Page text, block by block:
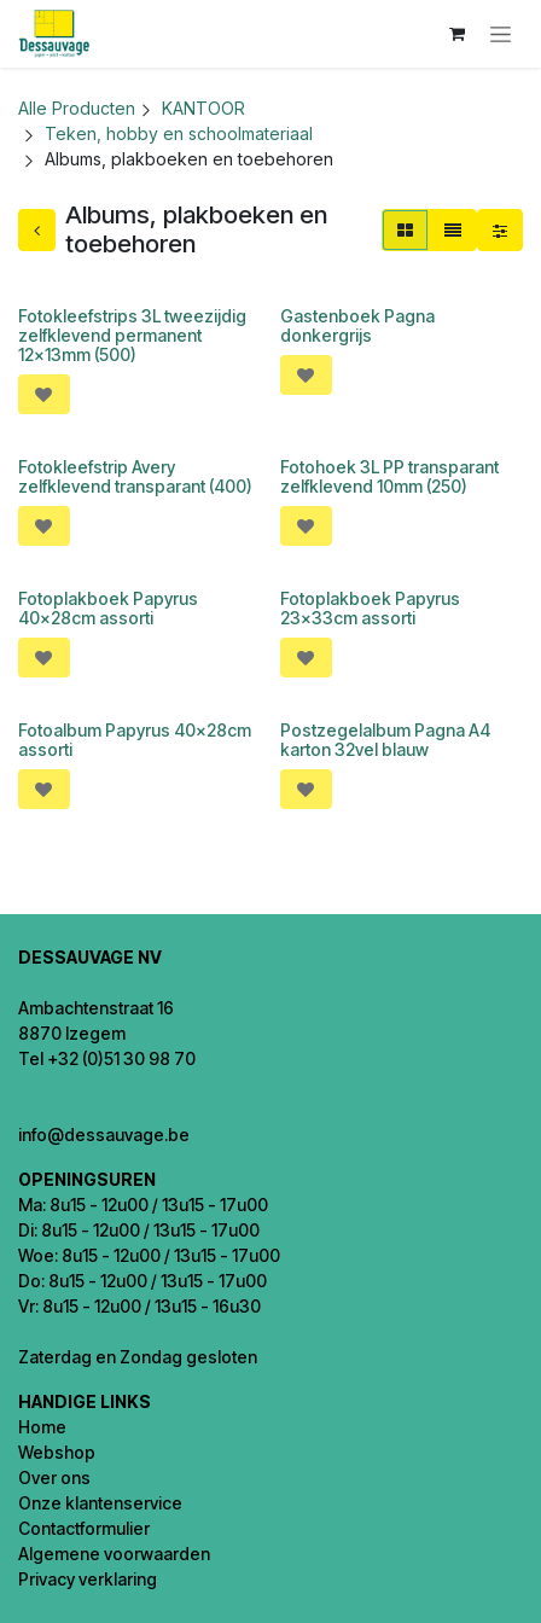
Overslaan naar inhoud
Alle Producten
KANTOOR
Teken, hobby en schoolmateriaal
Albums, plakboeken en toebehoren
Albums, plakboeken en
toebehoren
Fotokleefstrips 3L tweezijdig
zelfklevend permanent
12x13mm (500)
Gastenboek Pagna
donkergrijs
Fotokleefstrip Avery
zelfklevend transparant (400)
Fotohoek 3L PP transparant
zelfklevend 10mm (250)
Fotoplakboek Papyrus
40x28cm assorti
Fotoplakboek Papyrus
23x33cm assorti
Fotoalbum Papyrus 40x28cm
assorti
Postzegelalbum Pagna A4
karton 32vel blauw
DESSAUVAGE NV
Ambachtenstraat 16
8870 Izegem
Tel +32 (0)51 30 98 70
info@dessauvage.be
OPENINGSUREN
Ma: 8u15 - 12u00 / 13u15 - 17u00
Di: 8u15 - 12u00 / 13u15 - 17u00
Woe: 8u15 - 12u00 / 13u15 - 17u00
Do: 8u15 - 12u00 / 13u15 - 17u00
Vr: 8u15 - 12u00 / 13u15 - 16u30
Zaterdag en Zondag gesloten
HANDIGE LINKS
Home
Webshop
Over ons
Onze klantenservice
Contactformulier
Algemene voorwaarden
Privacy verklaring